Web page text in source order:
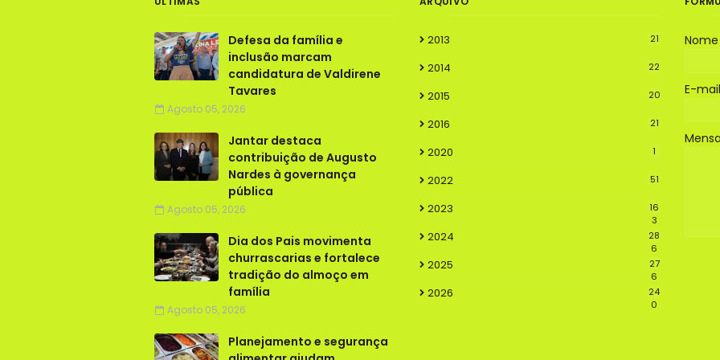
Defesa da família e
inclusão marcam
candidatura de Valdirene
Tavares
Agosto 05, 2026
Jantar destaca
contribuição de Augusto
Nardes à governança
pública
Agosto 05, 2026
Dia dos Pais movimenta
churrascarias e fortalece
tradição do almoço em
família
Agosto 05, 2026
Planejamento e segurança
2013 21
2014 22
2015 20
2016 21
2020 1
2022 51
2023
16
3
2024
28
6
2025
27
6
2026
24
0
Nome
E-mail